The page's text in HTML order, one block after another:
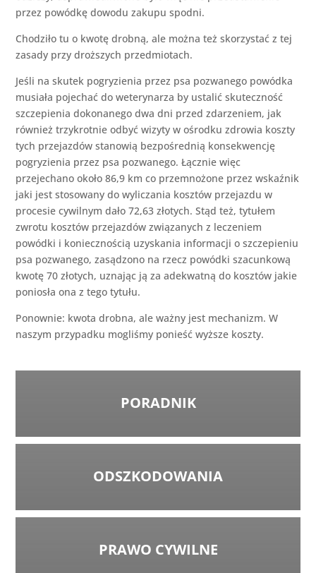
przez powódkę dowodu zakupu spodni.
Chodziło tu o kwotę drobną, ale można też skorzystać z tej
zasady przy droższych przedmiotach.
Jeśli na skutek pogryzienia przez psa pozwanego powódka
musiała pojechać do weterynarza by ustalić skuteczność
szczepienia dokonanego dwa dni przed zdarzeniem, jak
również trzykrotnie odbyć wizyty w ośrodku zdrowia koszty
tych przejazdów stanowią bezpośrednią konsekwencję
pogryzienia przez psa pozwanego. Łącznie więc
przejechano około 86,9 km co przemnożone przez wskaźnik
jaki jest stosowany do wyliczania kosztów przejazdu w
procesie cywilnym dało 72,63 złotych. Stąd też, tytułem
zwrotu kosztów przejazdów związanych z leczeniem
powódki i koniecznością uzyskania informacji o szczepieniu
psa pozwanego, zasądzono na rzecz powódki szacunkową
kwotę 70 złotych, uznając ją za adekwatną do kosztów jakie
poniosła ona z tego tytułu.
Ponownie: kwota drobna, ale ważny jest mechanizm. W
naszym przypadku mogliśmy ponieść wyższe koszty.
PORADNIK
ODSZKODOWANIA
PRAWO CYWILNE